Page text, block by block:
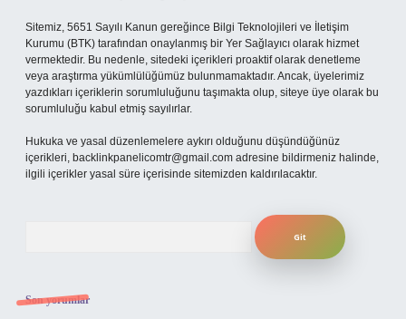
Sitemiz, 5651 Sayılı Kanun gereğince Bilgi Teknolojileri ve İletişim
Kurumu (BTK) tarafından onaylanmış bir Yer Sağlayıcı olarak hizmet
vermektedir. Bu nedenle, sitedeki içerikleri proaktif olarak denetleme
veya araştırma yükümlülüğümüz bulunmamaktadır. Ancak, üyelerimiz
yazdıkları içeriklerin sorumluluğunu taşımakta olup, siteye üye olarak bu
sorumluluğu kabul etmiş sayılırlar.
Hukuka ve yasal düzenlemelere aykırı olduğunu düşündüğünüz
içerikleri, backlinkpanelicomtr@gmail.com adresine bildirmeniz halinde,
ilgili içerikler yasal süre içerisinde sitemizden kaldırılacaktır.
Son yorumlar